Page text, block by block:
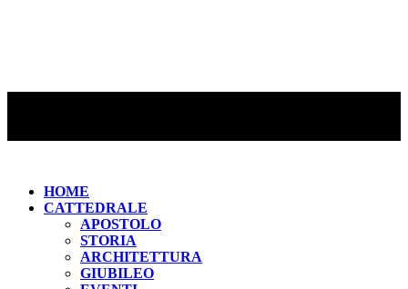
HOME
CATTEDRALE
APOSTOLO
STORIA
ARCHITETTURA
GIUBILEO